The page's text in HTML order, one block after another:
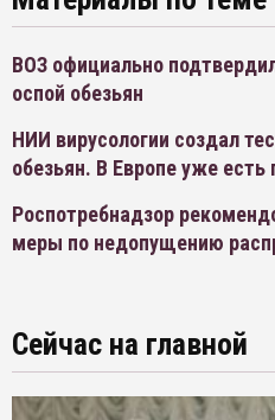
ВОЗ официально
оспой обезьян
НИИ вирусологии создал
обезьян. В Европе уже
Роспотребнадзор
меры по недопущению
Сейчас на главной